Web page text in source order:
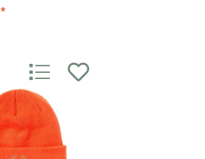
*